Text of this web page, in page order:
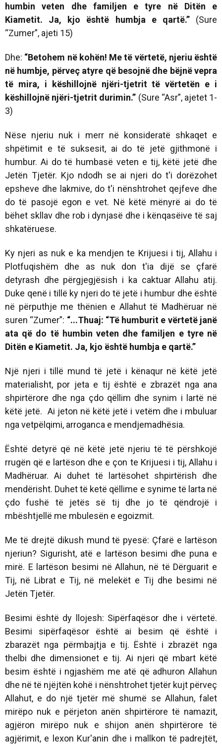
humbin veten dhe familjen e tyre në Ditën e
Kiametit. Ja, kjo është humbja e qartë.” (Sure
“Zumer”, ajeti 15)
Dhe: “Betohem në kohën! Me të vërtetë, njeriu është
në humbje, përveç atyre që besojnë dhe bëjnë vepra
të mira, i këshillojnë njëri-tjetrit të vërtetën e i
këshillojnë njëri-tjetrit durimin.” (Sure “Asr”, ajetet 1-
3)
Nëse njeriu nuk i merr në konsideratë shkaqet e
shpëtimit e të suksesit, ai do të jetë gjithmonë i
humbur. Ai do të humbasë veten e tij, këtë jetë dhe
Jetën Tjetër. Kjo ndodh se ai njeri do t'i dorëzohet
epsheve dhe lakmive, do t'i nënshtrohet qejfeve dhe
do të pasojë egon e vet. Në këtë mënyrë ai do të
bëhet skllav dhe rob i dynjasë dhe i kënqasëive të saj
shkatëruese.
Ky njeri as nuk e ka mendjen te Krijuesi i tij, Allahu i
Plotfuqishëm dhe as nuk don t'ia dijë se çfarë
detyrash dhe përgjegjësish i ka caktuar Allahu atij.
Duke qenë i tillë ky njeri do të jetë i humbur dhe është
në përputhje me thënien e Allahut të Madhëruar në
suren “Zumer”: “...Thuaj: “Të humburit e vërtetë janë
ata që do të humbin veten dhe familjen e tyre në
Ditën e Kiametit. Ja, kjo është humbja e qartë.”
Një njeri i tillë mund të jetë i kënaqur në këtë jetë
materialisht, por jeta e tij është e zbrazët nga ana
shpirtërore dhe nga çdo qëllim dhe synim i lartë në
këtë jetë. Ai jeton në këtë jetë i vetëm dhe i mbuluar
nga vetpëlqimi, arroganca e mendjemadhësia.
Është detyrë që në këtë jetë njeriu të të përshkojë
rrugën që e lartëson dhe e çon te Krijuesi i tij, Allahu i
Madhëruar. Ai duhet të lartësohet shpirtërish dhe
mendërisht. Duhet të ketë qëllime e synime të larta në
çdo fushë të jetës së tij dhe jo të qëndrojë i
mbështjellë me mbulesën e egoizmit.
Me të drejtë dikush mund të pyesë: Çfarë e lartëson
njeriun? Sigurisht, atë e lartëson besimi dhe puna e
mirë. E lartëson besimi në Allahun, në të Dërguarit e
Tij, në Librat e Tij, në melekët e Tij dhe besimi në
Jetën Tjetër.
Besimi është dy llojesh: Sipërfaqësor dhe i vërtetë.
Besimi sipërfaqësor është ai besim që është i
zbarazët nga përmbajtja e tij. Është i zbrazët nga
thelbi dhe dimensionet e tij. Ai njeri që mbart këtë
besim është i ngjashëm me atë që adhuron Allahun
dhe në të njëjtën kohë i nënshtrohet tjetër kujt përveç
Allahut, e do një tjetër më shumë se Allahun, falet
mirëpo nuk e përjeton anën shpirtërore të namazit,
agjëron mirëpo nuk e shijon anën shpirtërore të
agjërimit, e lexon Kur'anin dhe i mallkon të padrejtët,